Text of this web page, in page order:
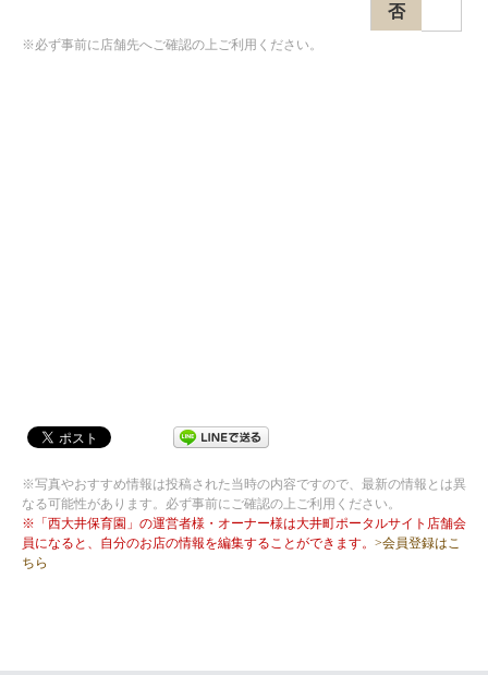
否
※必ず事前に店舗先へご確認の上ご利用ください。
※写真やおすすめ情報は投稿された当時の内容ですので、最新の情報とは異
なる可能性があります。必ず事前にご確認の上ご利用ください。
※「西大井保育園」の運営者様・オーナー様は大井町ポータルサイト店舗会
員になると、自分のお店の情報を編集することができます。 >会員登録はこ
ちら